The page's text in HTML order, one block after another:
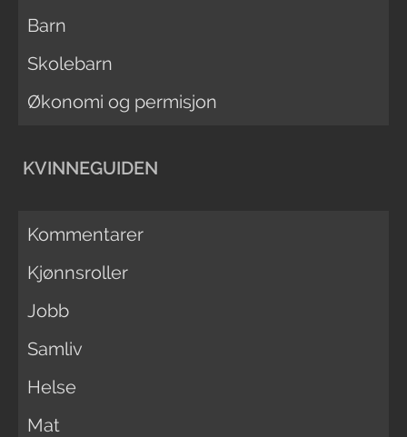
Barn
Skolebarn
Økonomi og permisjon
KVINNEGUIDEN
Kommentarer
Kjønnsroller
Jobb
Samliv
Helse
Mat